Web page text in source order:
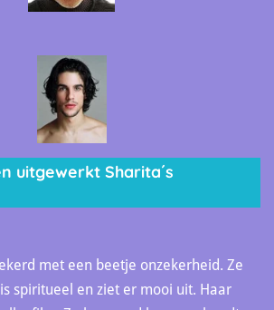
uitgewerkt Sharita´s
met een beetje onzekerheid. Ze
spiritueel en ziet er mooi uit. Haar